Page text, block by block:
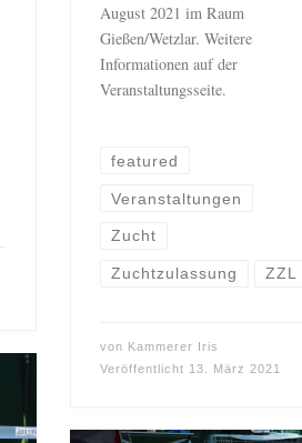
August 2021 im Raum
Gießen/Wetzlar. Weitere
Informationen auf der
Veranstaltungsseite.
featured
Veranstaltungen
Zucht
Zuchtzulassung ZZL
von Kammerer Iris
Veröffentlicht 13. März 2021